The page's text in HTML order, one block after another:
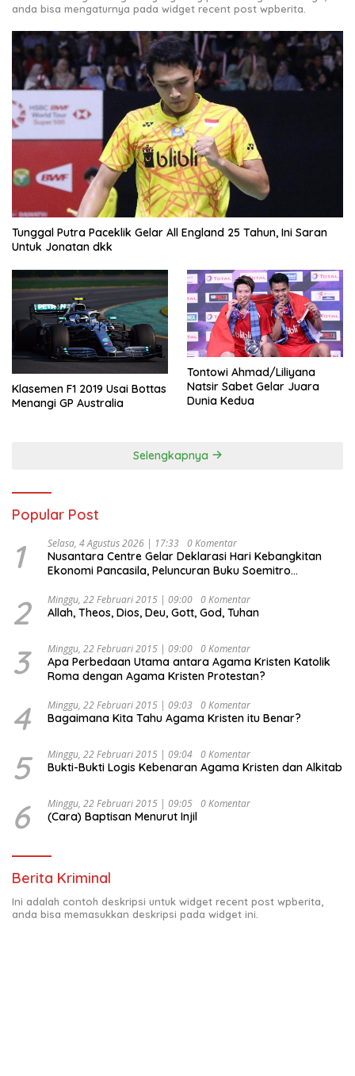
anda bisa mengaturnya pada widget recent post wpberita.
Tunggal Putra Paceklik Gelar All England 25 Tahun, Ini Saran
Untuk Jonatan dkk
Klasemen F1 2019 Usai Bottas
Menangi GP Australia
Tontowi Ahmad/Liliyana
Natsir Sabet Gelar Juara
Dunia Kedua
Selengkapnya
Popular Post
1 Selasa, 4 Agustus 2026 | 17:33 0 Komentar
Nusantara Centre Gelar Deklarasi Hari Kebangkitan
Ekonomi Pancasila, Peluncuran Buku Soemitro
Ekonomi Politik Indonesia) & Simposium Nasional
“Urgensi Undang-Undang Perekonomian Nasional dan
Indonesia Emas 2045”,
2 Minggu, 22 Februari 2015 | 09:00 0 Komentar
Allah, Theos, Dios, Deu, Gott, God, Tuhan
3 Minggu, 22 Februari 2015 | 09:00 0 Komentar
Apa Perbedaan Utama antara Agama Kristen Katolik
Roma dengan Agama Kristen Protestan?
4 Minggu, 22 Februari 2015 | 09:03 0 Komentar
Bagaimana Kita Tahu Agama Kristen itu Benar?
5 Minggu, 22 Februari 2015 | 09:04 0 Komentar
Bukti-Bukti Logis Kebenaran Agama Kristen dan Alkitab
6 Minggu, 22 Februari 2015 | 09:05 0 Komentar
(Cara) Baptisan Menurut Injil
Berita Kriminal
Ini adalah contoh deskripsi untuk widget recent post wpberita,
anda bisa memasukkan deskripsi pada widget ini.